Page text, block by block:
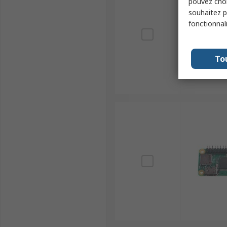
souhaitez